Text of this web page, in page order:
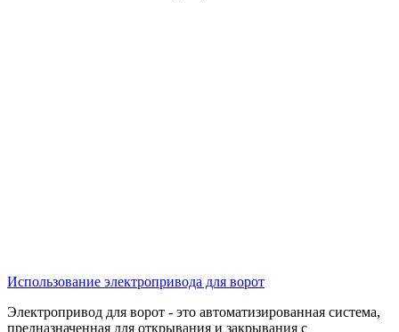
Использование электропривода для ворот
Электропривод для ворот - это автоматизированная система,
предназначенная для открывания и закрывания с